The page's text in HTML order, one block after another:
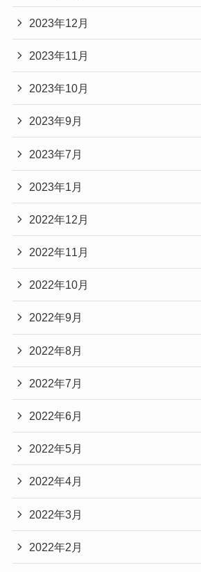
2023年12月
2023年11月
2023年10月
2023年9月
2023年7月
2023年1月
2022年12月
2022年11月
2022年10月
2022年9月
2022年8月
2022年7月
2022年6月
2022年5月
2022年4月
2022年3月
2022年2月